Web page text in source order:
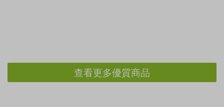
查看更多優質商品